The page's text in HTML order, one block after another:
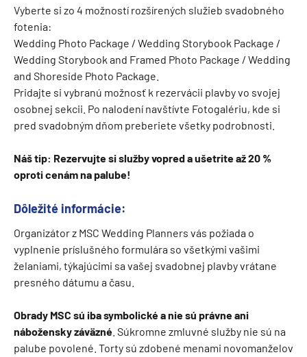
Vyberte si zo 4 možností rozšírených služieb svadobného
fotenia:
Wedding Photo Package / Wedding Storybook Package /
Wedding Storybook and Framed Photo Package / Wedding
and Shoreside Photo Package.
Pridajte si vybranú možnosť k rezervácii plavby vo svojej
osobnej sekcii. Po nalodení navštívte Fotogalériu, kde si
pred svadobným dňom preberiete všetky podrobnosti.
Náš tip: Rezervujte si služby vopred a ušetrite až 20 %
oproti cenám na palube!
Dôležité informácie:
Organizátor z MSC Wedding Planners vás požiada o
vyplnenie príslušného formulára so všetkými vašimi
želaniami, týkajúcimi sa vašej svadobnej plavby vrátane
presného dátumu a času.
Obrady MSC sú iba symbolické a nie sú právne ani
nábožensky záväzné . Súkromne zmluvné služby nie sú na
palube povolené. Torty sú zdobené menami novomanželov